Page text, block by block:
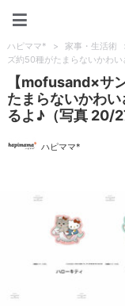
ハピママ* > 家事・生活術
ズ約50種がたまらないかわ
【mofusand×サ
たまらないかわ
るよ♪（写真 20/
ハピママ*